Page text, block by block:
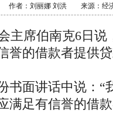
作者：刘丽娜 刘洪 来源：经
主席伯南克6日说
誉的借款者提供
面讲话中说：“
满足有信誉的借